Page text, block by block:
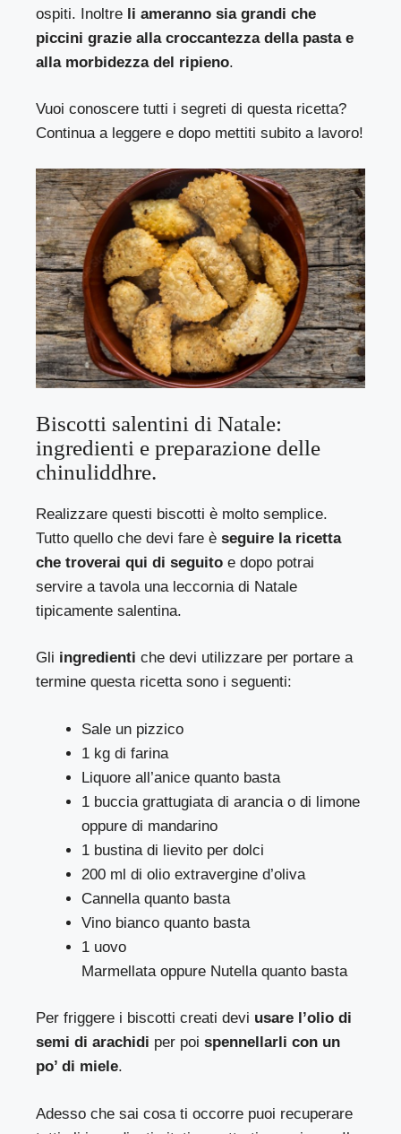
ospiti. Inoltre li ameranno sia grandi che
piccini grazie alla croccantezza della pasta e
alla morbidezza del ripieno.
Vuoi conoscere tutti i segreti di questa ricetta?
Continua a leggere e dopo mettiti subito a lavoro!
Biscotti salentini di Natale:
ingredienti e preparazione delle
chinuliddhre.
Realizzare questi biscotti è molto semplice.
Tutto quello che devi fare èseguire la ricetta
che troverai qui di seguito e dopo potrai
servire a tavola una leccornia di Natale
tipicamente salentina.
Gli ingredienti che devi utilizzare per portare a
termine questa ricetta sono i seguenti:
Sale un pizzico
1 kg di farina
Liquore all’anice quanto basta
1 buccia grattugiata di arancia o di limone
oppure di mandarino
1 bustina di lievito per dolci
200 ml di olio extravergine d’oliva
Cannella quanto basta
Vino bianco quanto basta
1 uovo
Marmellata oppure Nutella quanto basta
Per friggere i biscotti creati devi usare l’olio di
semi di arachidi per poispennellarli con un
po’ di miele.
Adesso che sai cosa ti occorre puoi recuperare